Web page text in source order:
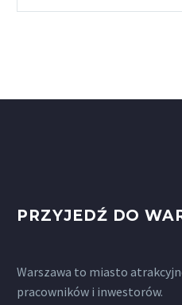
PRZYJEDŹ DO
Warszawa to miasto
pracowników i inwestorów.